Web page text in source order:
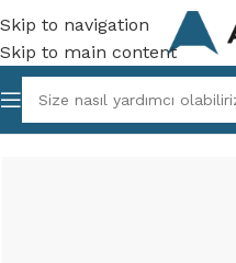
Skip to navigation
Skip to main content
Ana Sayfa/Tüm Ürünler